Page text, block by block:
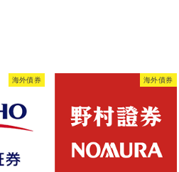
海外債券 海外債券